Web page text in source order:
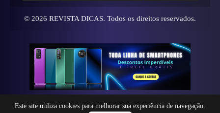
© 2026 REVISTA DICAS. Todos os direitos reservados.
Este site utiliza cookies para melhorar sua experiência de navegação.